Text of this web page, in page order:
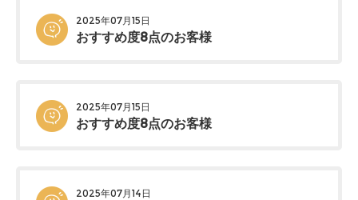
2025年07月15日
おすすめ度8点のお客様
2025年07月15日
おすすめ度8点のお客様
2025年07月14日